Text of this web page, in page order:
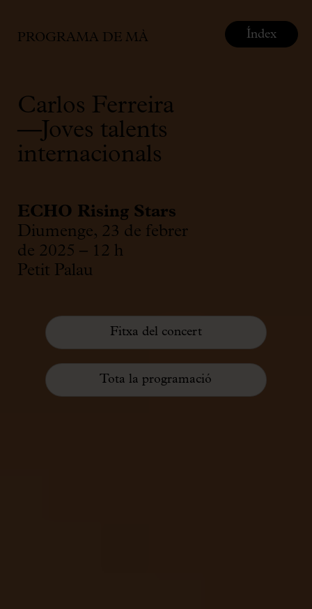
PROGRAMA DE MÀ
Carlos Ferreira
—Joves talents
internacionals
ECHO Rising Stars
Diumenge, 23 de febrer
de 2025 – 12 h
Petit Palau
Fitxa del concert
Tota la programació
Índex